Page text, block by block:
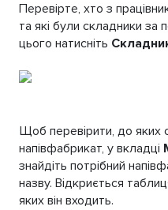
Перевірте, хто з
та які були складники за
цього натисніть
Щоб перевірити, до яких
напівфабрикат, у вкладці
знайдіть потрібний
назву. Відкриється
яких він входить.